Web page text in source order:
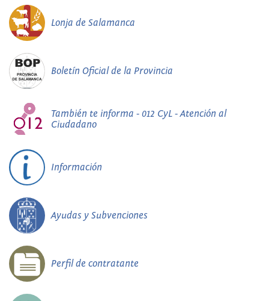
Lonja de Salamanca
Boletín Oficial de la Provincia
También te informa - 012 CyL - Atención al
Ciudadano
Información
Ayudas y Subvenciones
Perfil de contratante